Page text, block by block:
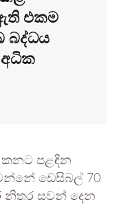
එකම
බද්ධය
කනට පළඳින
ඩෙසිබල් 70
නිතර සවන් දෙන